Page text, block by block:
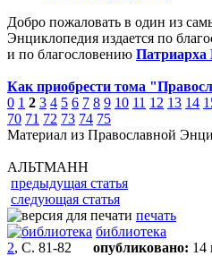
Добро пожаловать в один из
Энциклопедия издается по
и по благословению Патриарха
Как приобрести тома
0 1 2 3 4 5 6 7 8 9 10 11 12 13 14
70 71 72 73 74 75
Материал из Православной
АЛЬТМАНН
предыдущая статья
следующая статья
печать
библиотека
2, С. 81-82 опубликовано: 14